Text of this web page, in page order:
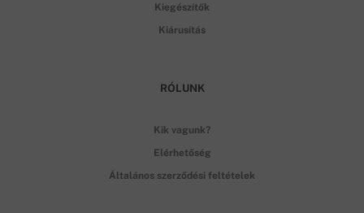
Kiegészítők
Kiárusítás
RÓLUNK
Kik vagunk?
Elérhetőség
Általános szerződési feltételek